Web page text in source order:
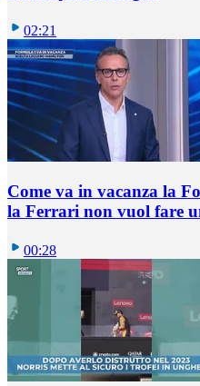
02:21
Come va in vacanza la
la Ferrari non vuol fare
00:28